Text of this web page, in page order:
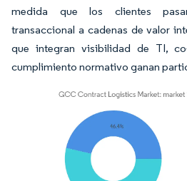
medida que los clientes
transaccional a cadenas de valor
que integran visibilidad de TI,
cumplimiento normativo ganan